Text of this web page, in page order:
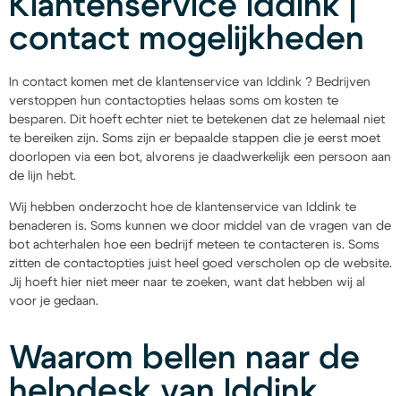
contact mogelijkheden
In contact komen met de klantenservice van Iddink ? Bedrijven
verstoppen hun contactopties helaas soms om kosten te
besparen. Dit hoeft echter niet te betekenen dat ze helemaal niet
te bereiken zijn. Soms zijn er bepaalde stappen die je eerst moet
doorlopen via een bot, alvorens je daadwerkelijk een persoon aan
de lijn hebt.
Wij hebben onderzocht hoe de klantenservice van Iddink te
benaderen is. Soms kunnen we door middel van de vragen van de
bot achterhalen hoe een bedrijf meteen te contacteren is. Soms
zitten de contactopties juist heel goed verscholen op de website.
Jij hoeft hier niet meer naar te zoeken, want dat hebben wij al
voor je gedaan.
Waarom bellen naar de